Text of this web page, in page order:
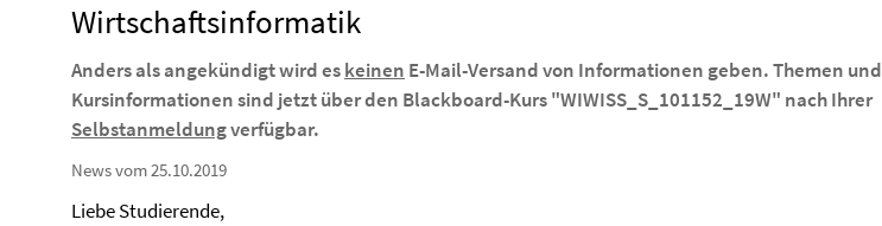
Wirtschaftsinformatik
Anders als angekündigt wird eskeinen E-Mail-Versand von Informationen geben. Themen und
Kursinformationen sind jetzt über den Blackboard-Kurs"WIWISS_S_101152_19W" nach Ihrer
Selbstanmeldungverfügbar.
News vom 25.10.2019
Liebe Studierende,